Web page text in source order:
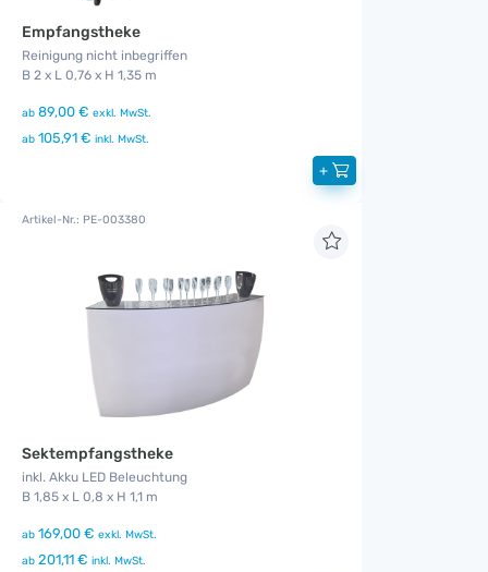
Empfangstheke
Reinigung nicht inbegriffen
B 2 x L 0,76 x H 1,35 m
ab 89,00 € exkl. MwSt.
ab 105,91 € inkl. MwSt.
+
Artikel-Nr.: PE-003380
Sektempfangstheke
inkl. Akku LED Beleuchtung
B 1,85 x L 0,8 x H 1,1 m
ab 169,00 € exkl. MwSt.
ab 201,11 € inkl. MwSt.